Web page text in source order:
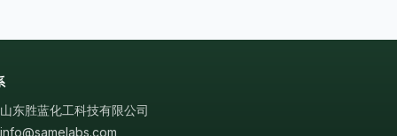
山东胜蓝化工科技有限公司
info@samelabs.com